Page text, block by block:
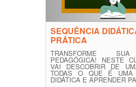
SEQUÊNCIA
PRÁTICA
TRANSFORME
PEDAGÓGICA! NESTE
VAI DESCOBRIR DE
TODAS O QUE É UMA
DIDÁTICA E APRENDER